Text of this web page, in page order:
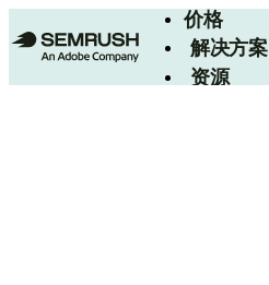
价格
解决方案
资源